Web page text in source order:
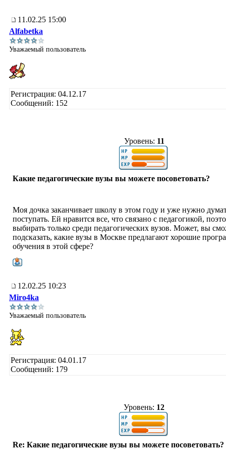
11.02.25 15:00
Alfabetka
Уважаемый пользователь
Регистрация: 04.12.17
Сообщений: 152
Уровень: 11
Какие педагогические вузы вы можете посоветовать?
Моя дочка заканчивает школу в этом году и уже нужно
поступать. Ей нравится все, что связано с педагогикой,
выбирать только среди педагогических вузов. Может, вы
подсказать, какие вузы в Москве предлагают хорошие
обучения в этой сфере?
12.02.25 10:23
Miro4ka
Уважаемый пользователь
Регистрация: 04.01.17
Сообщений: 179
Уровень: 12
Re: Какие педагогические вузы вы можете посоветовать?